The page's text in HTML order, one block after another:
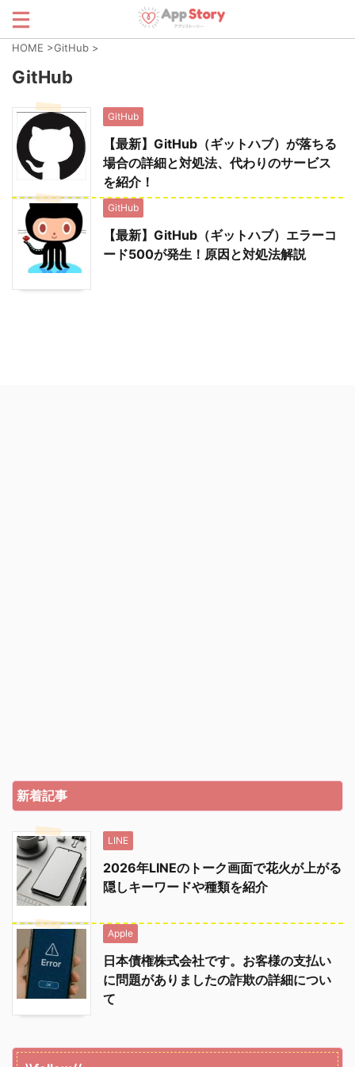
HOME >GitHub >
GitHub
GitHub
【最新】GitHub（ギットハブ）が落ちる
場合の詳細と対処法、代わりのサービス
を紹介！
GitHub
【最新】GitHub（ギットハブ）エラーコ
ード500が発生！原因と対処法解説
新着記事
LINE
2026年LINEのトーク画面で花火が上がる
隠しキーワードや種類を紹介
Apple
日本債権株式会社です。お客様の支払い
に問題がありましたの詐欺の詳細につい
て